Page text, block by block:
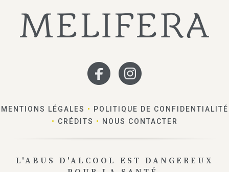
MENTIONS LÉGALES •
POLITIQUE DE CONFIDENTIALITÉ
• CRÉDITS • NOUS CONTACTER
L'ABUS D'ALCOOL EST DANGEREUX